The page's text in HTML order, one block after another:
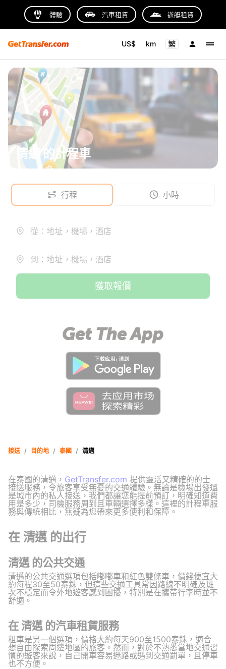
體驗 汽車租賃 遊艇租賃
US$ km
清邁 的計程車
行程 小時
從：地址，機場，酒店
到：地址，機場，酒店
獲取報價
接送 / 目的地 / 泰國 / 清邁
在泰國的清邁， GetTransfer.com 提供靈活又精確的的士
接送服務，令旅客享受無憂的交通體驗。無論是機場出發還
是城市內的私人接送，我們都讓您能提前預訂，明確知道費
用是多少，司機服務周到且車輛選擇多樣。這裡的計程車服
務與傳統相比，無疑為您帶來更多便利和保障。
在 清邁 的出行
清邁 的公共交通
清邁的公共交通選項包括嘟嘟車和紅色雙條車，價錢便宜大
約每程30至50泰銖，但這些交通工具常因路線不明確及班
次不穩定而令外地遊客感到困擾，特別是在攜帶行李時並不
舒適。
在 清邁 的汽車租賃服務
租車是另一個選項，價格大約每天900至1500泰銖，適合
想自由探索周邊地區的旅客。然而，對於不熟悉當地交通習
慣的遊客來說，自己開車容易迷路或遇到交通罰單，且停車
也不方便。